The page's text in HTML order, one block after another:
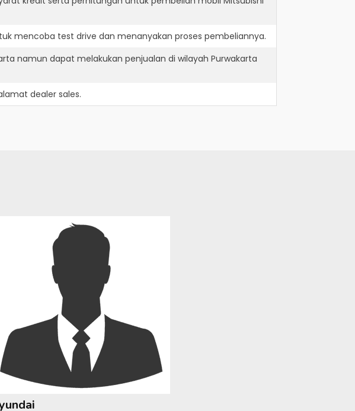
mencoba test drive dan menanyakan proses pembeliannya.
namun dapat melakukan penjualan di wilayah Purwakarta
dealer sales.